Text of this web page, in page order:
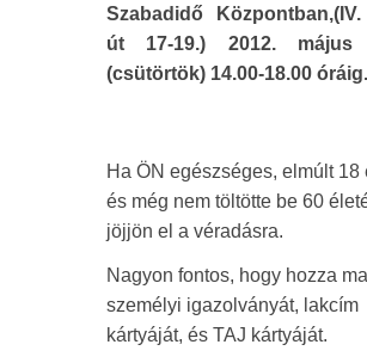
Szabadidő
út 17-19.) 2012. május
(csütörtök) 14.00-18.00 óráig.
Ha ÖN egészséges, elmúlt 18
és még nem töltötte be 60
jöjjön el a véradásra.
Nagyon fontos, hogy hozza
személyi igazolványát, lakcím
kártyáját, és TAJ kártyáját.